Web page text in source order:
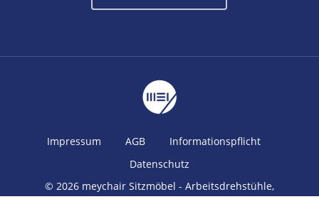
Impressum AGB
Informationspflicht
Datenschutz
© 2026 meychair Sitzmöbel - Arbeitsdrehstühle,